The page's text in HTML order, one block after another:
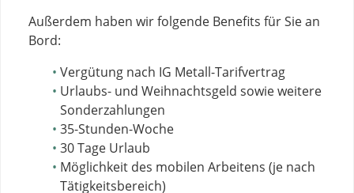
Außerdem haben wir folgende Benefits für Sie an
Bord:
Vergütung nach IG Metall-Tarifvertrag
Urlaubs- und Weihnachtsgeld sowie weitere
Sonderzahlungen
35-Stunden-Woche
30 Tage Urlaub
Möglichkeit des mobilen Arbeitens (je nach
Tätigkeitsbereich)